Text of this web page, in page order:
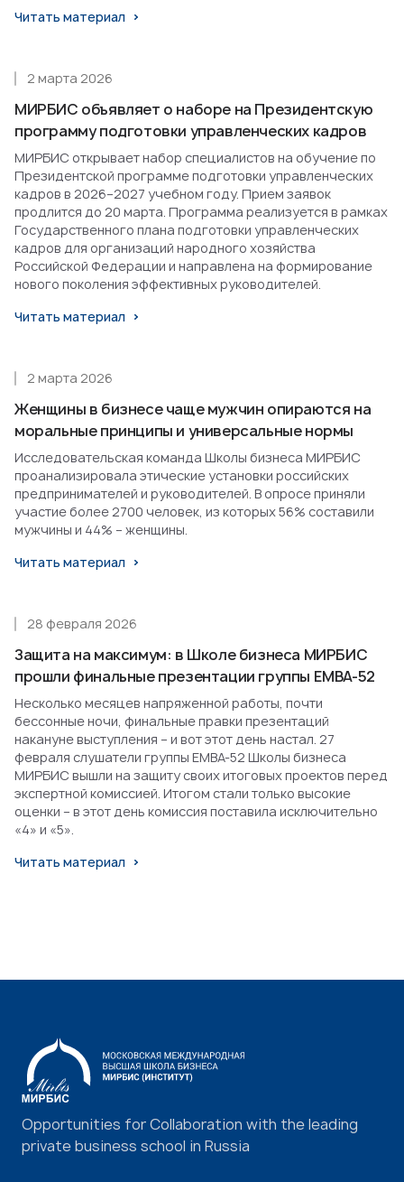
Читать материал
МИРБИС объявляет о наборе на Президентскую
программу подготовки управленческих кадров
2 марта 2026
МИРБИС открывает набор специалистов на обучение по
Президентской программе подготовки управленческих
кадров в 2026–2027 учебном году. Прием заявок
продлится до 20 марта. Программа реализуется в рамках
Государственного плана подготовки управленческих
кадров для организаций народного хозяйства
Российской Федерации и направлена на формирование
нового поколения эффективных руководителей.
Читать материал
Женщины в бизнесе чаще мужчин опираются на
моральные принципы и универсальные нормы
2 марта 2026
Исследовательская команда Школы бизнеса МИРБИС
проанализировала этические установки российских
предпринимателей и руководителей. В опросе приняли
участие более 2700 человек, из которых 56% составили
мужчины и 44% – женщины.
Читать материал
Защита на максимум: в Школе бизнеса МИРБИС
прошли финальные презентации группы EMBA-52
28 февраля 2026
Несколько месяцев напряженной работы, почти
бессонные ночи, финальные правки презентаций
накануне выступления – и вот этот день настал. 27
февраля слушатели группы EMBA-52 Школы бизнеса
МИРБИС вышли на защиту своих итоговых проектов перед
экспертной комиссией. Итогом стали только высокие
оценки – в этот день комиссия поставила исключительно
«4» и «5».
Читать материал
Opportunities for Collaboration with the leading
private business school in Russia